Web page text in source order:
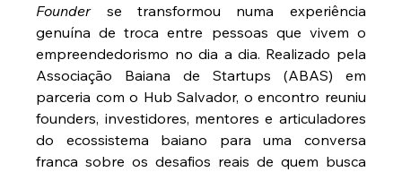
Founder se transformou numa experiência
genuína de troca entre pessoas que vivem o
empreendedorismo no dia a dia. Realizado pela
Associação Baiana de Startups (ABAS) em
parceria com o Hub Salvador, o encontro reuniu
founders, investidores, mentores e articuladores
do ecossistema baiano para uma conversa
franca sobre os desafios reais de quem busca